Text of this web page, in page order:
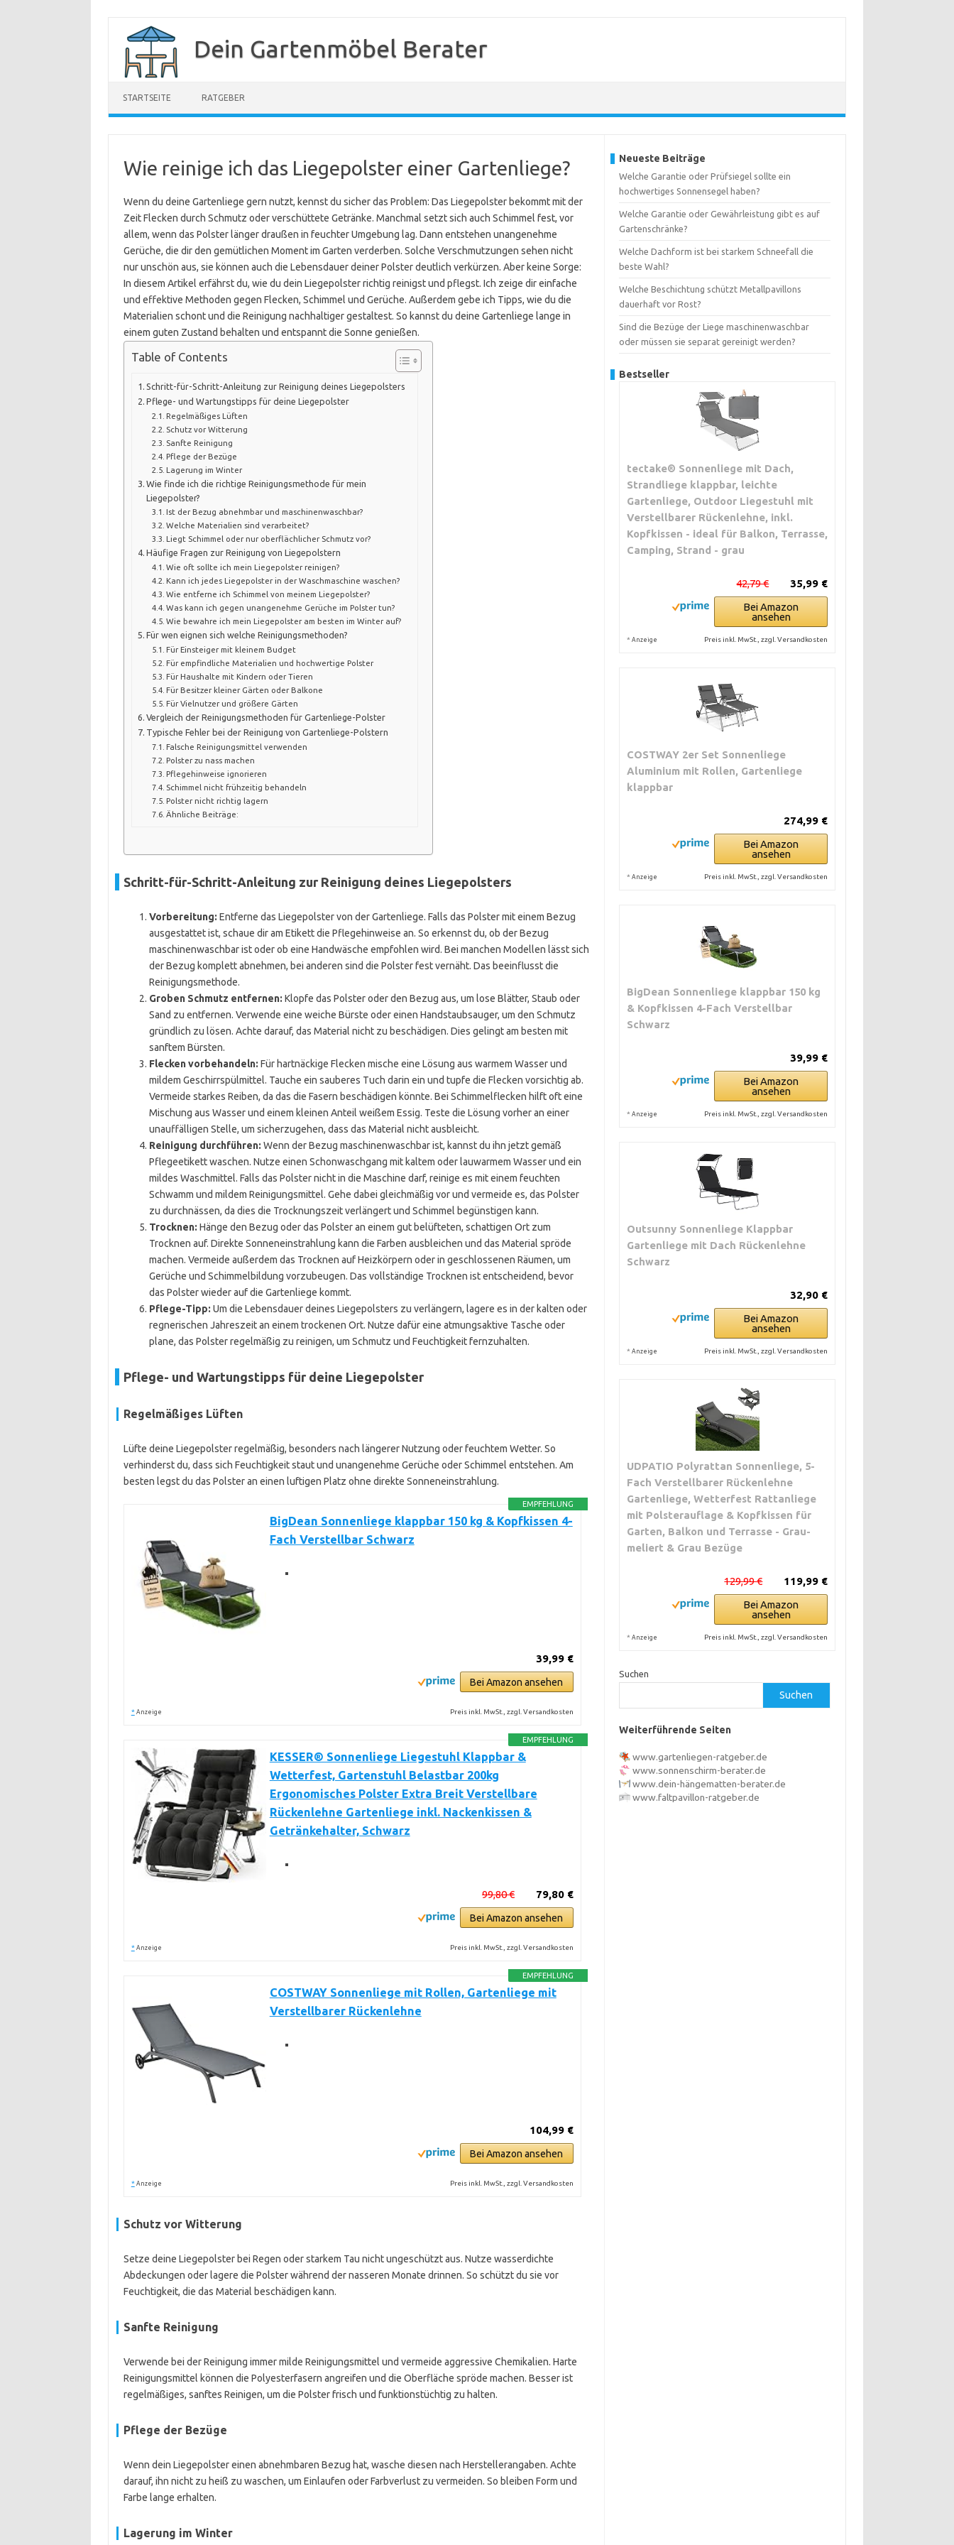
springen
Dein Gartenmöbel Berater
STARTSEITE RATGEBER
Wie reinige ich das Liegepolster einer Gartenliege?
Wenn du deine Gartenliege gern nutzt, kennst du sicher das Problem: Das Liegepolster bekommt mit der
Zeit Flecken durch Schmutz oder verschüttete Getränke. Manchmal setzt sich auch Schimmel fest, vor
allem, wenn das Polster länger draußen in feuchter Umgebung lag. Dann entstehen unangenehme
Gerüche, die dir den gemütlichen Moment im Garten verderben. Solche Verschmutzungen sehen nicht
nur unschön aus, sie können auch die Lebensdauer deiner Polster deutlich verkürzen. Aber keine Sorge:
In diesem Artikel erfährst du, wie du dein Liegepolster richtig reinigst und pflegst. Ich zeige dir einfache
und effektive Methoden gegen Flecken, Schimmel und Gerüche. Außerdem gebe ich Tipps, wie du die
Materialien schont und die Reinigung nachhaltiger gestaltest. So kannst du deine Gartenliege lange in
einem guten Zustand behalten und entspannt die Sonne genießen.
Table of Contents
Schritt-für-Schritt-Anleitung zur Reinigung deines Liegepolsters
Pflege- und Wartungstipps für deine Liegepolster
Regelmäßiges Lüften
Schutz vor Witterung
Sanfte Reinigung
Pflege der Bezüge
Lagerung im Winter
Wie finde ich die richtige Reinigungsmethode für mein
Liegepolster?
Ist der Bezug abnehmbar und maschinenwaschbar?
Welche Materialien sind verarbeitet?
Liegt Schimmel oder nur oberflächlicher Schmutz vor?
Häufige Fragen zur Reinigung von Liegepolstern
Wie oft sollte ich mein Liegepolster reinigen?
Kann ich jedes Liegepolster in der Waschmaschine waschen?
Wie entferne ich Schimmel von meinem Liegepolster?
Was kann ich gegen unangenehme Gerüche im Polster tun?
Wie bewahre ich mein Liegepolster am besten im Winter auf?
Für wen eignen sich welche Reinigungsmethoden?
Für Einsteiger mit kleinem Budget
Für empfindliche Materialien und hochwertige Polster
Für Haushalte mit Kindern oder Tieren
Für Besitzer kleiner Gärten oder Balkone
Für Vielnutzer und größere Gärten
Vergleich der Reinigungsmethoden für Gartenliege-Polster
Typische Fehler bei der Reinigung von Gartenliege-Polstern
Falsche Reinigungsmittel verwenden
Polster zu nass machen
Pflegehinweise ignorieren
Schimmel nicht frühzeitig behandeln
Polster nicht richtig lagern
Ähnliche Beiträge:
Schritt-für-Schritt-Anleitung zur Reinigung deines Liegepolsters
Vorbereitung: Entferne das Liegepolster von der Gartenliege. Falls das Polster mit einem Bezug
ausgestattet ist, schaue dir am Etikett die Pflegehinweise an. So erkennst du, ob der Bezug
maschinenwaschbar ist oder ob eine Handwäsche empfohlen wird. Bei manchen Modellen lässt sich
der Bezug komplett abnehmen, bei anderen sind die Polster fest vernäht. Das beeinflusst die
Reinigungsmethode.
Groben Schmutz entfernen: Klopfe das Polster oder den Bezug aus, um lose Blätter, Staub oder
Sand zu entfernen. Verwende eine weiche Bürste oder einen Handstaubsauger, um den Schmutz
gründlich zu lösen. Achte darauf, das Material nicht zu beschädigen. Dies gelingt am besten mit
sanftem Bürsten.
Flecken vorbehandeln: Für hartnäckige Flecken mische eine Lösung aus warmem Wasser und
mildem Geschirrspülmittel. Tauche ein sauberes Tuch darin ein und tupfe die Flecken vorsichtig ab.
Vermeide starkes Reiben, da das die Fasern beschädigen könnte. Bei Schimmelflecken hilft oft eine
Mischung aus Wasser und einem kleinen Anteil weißem Essig. Teste die Lösung vorher an einer
unauffälligen Stelle, um sicherzugehen, dass das Material nicht ausbleicht.
Reinigung durchführen: Wenn der Bezug maschinenwaschbar ist, kannst du ihn jetzt gemäß
Pflegeetikett waschen. Nutze einen Schonwaschgang mit kaltem oder lauwarmem Wasser und ein
mildes Waschmittel. Falls das Polster nicht in die Maschine darf, reinige es mit einem feuchten
Schwamm und mildem Reinigungsmittel. Gehe dabei gleichmäßig vor und vermeide es, das Polster
zu durchnässen, da dies die Trocknungszeit verlängert und Schimmel begünstigen kann.
Trocknen: Hänge den Bezug oder das Polster an einem gut belüfteten, schattigen Ort zum
Trocknen auf. Direkte Sonneneinstrahlung kann die Farben ausbleichen und das Material spröde
machen. Vermeide außerdem das Trocknen auf Heizkörpern oder in geschlossenen Räumen, um
Gerüche und Schimmelbildung vorzubeugen. Das vollständige Trocknen ist entscheidend, bevor
das Polster wieder auf die Gartenliege kommt.
Pflege-Tipp: Um die Lebensdauer deines Liegepolsters zu verlängern, lagere es in der kalten oder
regnerischen Jahreszeit an einem trockenen Ort. Nutze dafür eine atmungsaktive Tasche oder
plane, das Polster regelmäßig zu reinigen, um Schmutz und Feuchtigkeit fernzuhalten.
Pflege- und Wartungstipps für deine Liegepolster
Regelmäßiges Lüften
Lüfte deine Liegepolster regelmäßig, besonders nach längerer Nutzung oder feuchtem Wetter. So
verhinderst du, dass sich Feuchtigkeit staut und unangenehme Gerüche oder Schimmel entstehen. Am
besten legst du das Polster an einen luftigen Platz ohne direkte Sonneneinstrahlung.
EMPFEHLUNG
BigDean Sonnenliege klappbar 150 kg & Kopfkissen 4-
Fach Verstellbar Schwarz
39,99 €
Bei Amazon ansehen
* Anzeige Preis inkl. MwSt., zzgl. Versandkosten
EMPFEHLUNG
KESSER® Sonnenliege Liegestuhl Klappbar &
Wetterfest, Gartenstuhl Belastbar 200kg
Ergonomisches Polster Extra Breit Verstellbare
Rückenlehne Gartenliege inkl. Nackenkissen &
Getränkehalter, Schwarz
79,80 €
99,80 €
Bei Amazon ansehen
* Anzeige Preis inkl. MwSt., zzgl. Versandkosten
EMPFEHLUNG
COSTWAY Sonnenliege mit Rollen, Gartenliege mit
Verstellbarer Rückenlehne
104,99 €
Bei Amazon ansehen
* Anzeige Preis inkl. MwSt., zzgl. Versandkosten
Schutz vor Witterung
Setze deine Liegepolster bei Regen oder starkem Tau nicht ungeschützt aus. Nutze wasserdichte
Abdeckungen oder lagere die Polster während der nasseren Monate drinnen. So schützt du sie vor
Feuchtigkeit, die das Material beschädigen kann.
Sanfte Reinigung
Verwende bei der Reinigung immer milde Reinigungsmittel und vermeide aggressive Chemikalien. Harte
Reinigungsmittel können die Polyesterfasern angreifen und die Oberfläche spröde machen. Besser ist
regelmäßiges, sanftes Reinigen, um die Polster frisch und funktionstüchtig zu halten.
Pflege der Bezüge
Wenn dein Liegepolster einen abnehmbaren Bezug hat, wasche diesen nach Herstellerangaben. Achte
darauf, ihn nicht zu heiß zu waschen, um Einlaufen oder Farbverlust zu vermeiden. So bleiben Form und
Farbe lange erhalten.
Lagerung im Winter
Neueste Beiträge
Welche Garantie oder Prüfsiegel sollte ein
hochwertiges Sonnensegel haben?
Welche Garantie oder Gewährleistung gibt es auf
Gartenschränke?
Welche Dachform ist bei starkem Schneefall die
beste Wahl?
Welche Beschichtung schützt Metallpavillons
dauerhaft vor Rost?
Sind die Bezüge der Liege maschinenwaschbar
oder müssen sie separat gereinigt werden?
Bestseller
tectake® Sonnenliege mit Dach,
Strandliege klappbar, leichte
Gartenliege, Outdoor Liegestuhl mit
Verstellbarer Rückenlehne, inkl.
Kopfkissen - ideal für Balkon, Terrasse,
Camping, Strand - grau
35,99 €
42,79 €
Bei Amazon
ansehen
* Anzeige Preis inkl. MwSt., zzgl. Versandkosten
COSTWAY 2er Set Sonnenliege
Aluminium mit Rollen, Gartenliege
klappbar
274,99 €
Bei Amazon
ansehen
* Anzeige Preis inkl. MwSt., zzgl. Versandkosten
BigDean Sonnenliege klappbar 150 kg
& Kopfkissen 4-Fach Verstellbar
Schwarz
39,99 €
Bei Amazon
ansehen
* Anzeige Preis inkl. MwSt., zzgl. Versandkosten
Outsunny Sonnenliege Klappbar
Gartenliege mit Dach Rückenlehne
Schwarz
32,90 €
Bei Amazon
ansehen
* Anzeige Preis inkl. MwSt., zzgl. Versandkosten
UDPATIO Polyrattan Sonnenliege, 5-
Fach Verstellbarer Rückenlehne
Gartenliege, Wetterfest Rattanliege
mit Polsterauflage & Kopfkissen für
Garten, Balkon und Terrasse - Grau-
meliert & Grau Bezüge
119,99 €
129,99 €
Bei Amazon
ansehen
* Anzeige Preis inkl. MwSt., zzgl. Versandkosten
Suchen
Suchen
Weiterführende Seiten
www.gartenliegen-ratgeber.de
www.sonnenschirm-berater.de
www.dein-hängematten-berater.de
www.faltpavillon-ratgeber.de